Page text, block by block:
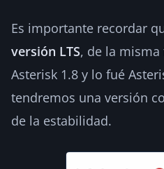
Es importante recordar
versión LTS, de la
Asterisk 1.8 y lo fué
tendremos una versión
de la estabilidad.